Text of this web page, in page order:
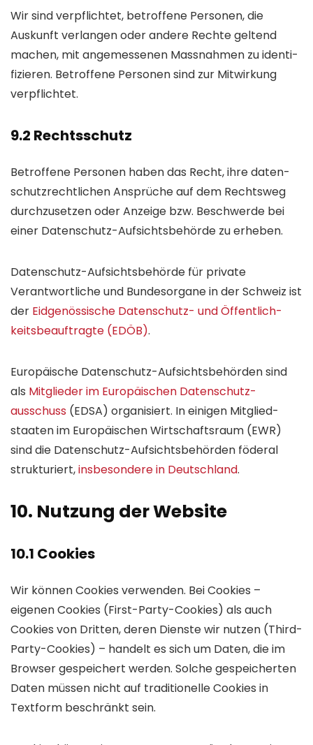
Wir sind ver­pflichtet, betroffene Personen, die
Auskunft ver­langen oder andere Rechte geltend
machen, mit angemessenen Mass­nahmen zu identi­
fizieren. Betroffene Personen sind zur Mit­wirkung
verpflichtet.
9.2 Rechtsschutz
Betroffene Personen haben das Recht, ihre daten­
schutz­rechtlichen Ansprüche auf dem Recht­sweg
durch­zusetzen oder Anzeige bzw. Beschwerde bei
einer Daten­schutz-Auf­sichts­behörde zu erheben.
Daten­schutz-Aufsichts­behörde für private
Verantwortliche und Bundes­organe in der Schweiz ist
der Eid­genössische Daten­schutz- und Öffentlich­
keits­beauftragte (EDÖB).
Europäische Daten­schutz-Aufsichts­behörden sind
als Mit­glieder im Euro­päischen Daten­schutz­
ausschuss (EDSA) organisiert. In einigen Mitglied­
staaten im Euro­päischen Wirtschafts­raum (EWR)
sind die Daten­schutz-Auf­sichts­behörden föderal
strukturiert,insbesondere in Deutsch­land.
10. Nutzung der Website
10.1 Cookies
Wir können Cookies verwenden. Bei Cookies –
eigenen Cookies (First-Party-Cookies) als auch
Cookies von Dritten, deren Dienste wir nutzen (Third-
Party-Cookies) – handelt es sich um Daten, die im
Browser gespeichert werden. Solche gespeicherten
Daten müssen nicht auf traditionelle Cookies in
Textform beschränkt sein.